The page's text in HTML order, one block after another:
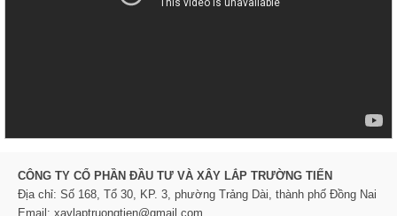
CÔNG TY CỔ PHẦN ĐẦU TƯ VÀ XÂY LẮP TRƯỜNG TIẾN
Địa chỉ: Số 168, Tổ 30, KP. 3, phường Trảng Dài, thành phố Đồng Nai
Email: xaylaptruongtien@gmail.com